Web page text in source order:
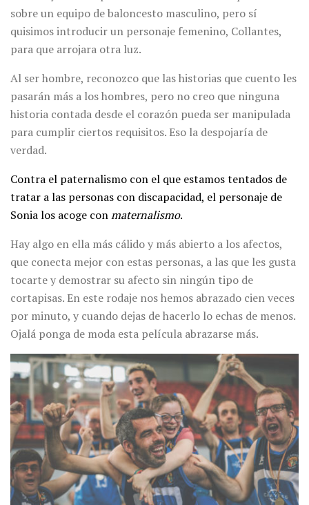
sobre un equipo de baloncesto masculino, pero sí
quisimos introducir un personaje femenino, Collantes,
para que arrojara otra luz.
Al ser hombre, reconozco que las historias que cuento les
pasarán más a los hombres, pero no creo que ninguna
historia contada desde el corazón pueda ser manipulada
para cumplir ciertos requisitos. Eso la despojaría de
verdad.
Contra el paternalismo con el que estamos tentados de
tratar a las personas con discapacidad, el personaje de
Sonia los acoge conmaternalismo.
Hay algo en ella más cálido y más abierto a los afectos,
que conecta mejor con estas personas, a las que les gusta
tocarte y demostrar su afecto sin ningún tipo de
cortapisas. En este rodaje nos hemos abrazado cien veces
por minuto, y cuando dejas de hacerlo lo echas de menos.
Ojalá ponga de moda esta película abrazarse más.